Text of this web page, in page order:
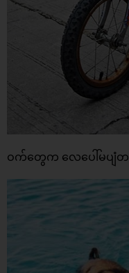
ဝက်တွေက လေပေါ်မပျံ